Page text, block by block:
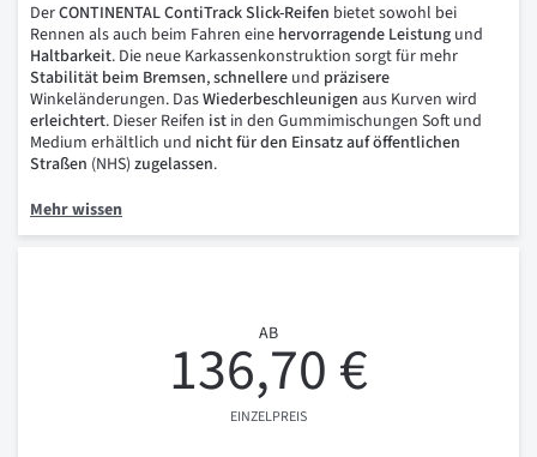
DerCONTINENTAL ContiTrack Slick-Reifen bietet sowohl bei
Rennen als auch beim Fahren eine hervorragende Leistung und
Haltbarkeit. Die neue Karkassenkonstruktion sorgt für mehr
Stabilität beim Bremsen,schnellere und präzisere
Winkeländerungen. DasWiederbeschleunigen aus Kurven wird
erleichtert. Dieser Reifen ist in den Gummimischungen Soft und
Medium erhältlich und nicht für den Einsatz auf öffentlichen
Straßen (NHS) zugelassen.
Mehr wissen
AB
136,70 €
EINZELPREIS